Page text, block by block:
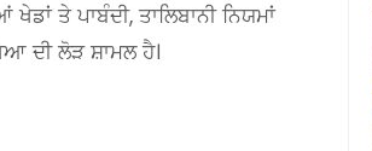
ਤੇ ਪਾਬੰਦੀ, ਤਾਲਿਬਾਨੀ ਨਿਯਮਾਂ
ਦੀ ਲੋੜ ਸ਼ਾਮਲ ਹੈ।